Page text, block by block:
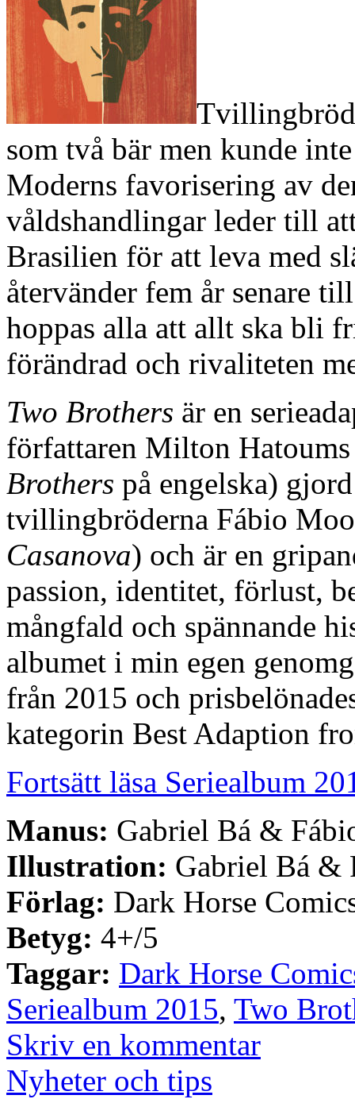
som två bär men kunde
Moderns favorisering av
våldshandlingar leder till
Brasilien för att leva med
återvänder fem år senare
hoppas alla att allt ska bli
förändrad och rivaliteten
Two Brothers är en
författaren Milton
Brothers på engelska)
tvillingbröderna Fábio
Casanova) och är en
passion, identitet, förlust,
mångfald och spännande
albumet i min egen
från 2015 och
kategorin Best Adaption
Fortsätt läsa Seriealbum
Manus: Gabriel Bá &
Illustration: Gabriel Bá &
Förlag: Dark Horse
Betyg: 4+/5
Taggar: Dark Horse
Seriealbum 2015, Two
Skriv en kommentar
Nyheter och tips